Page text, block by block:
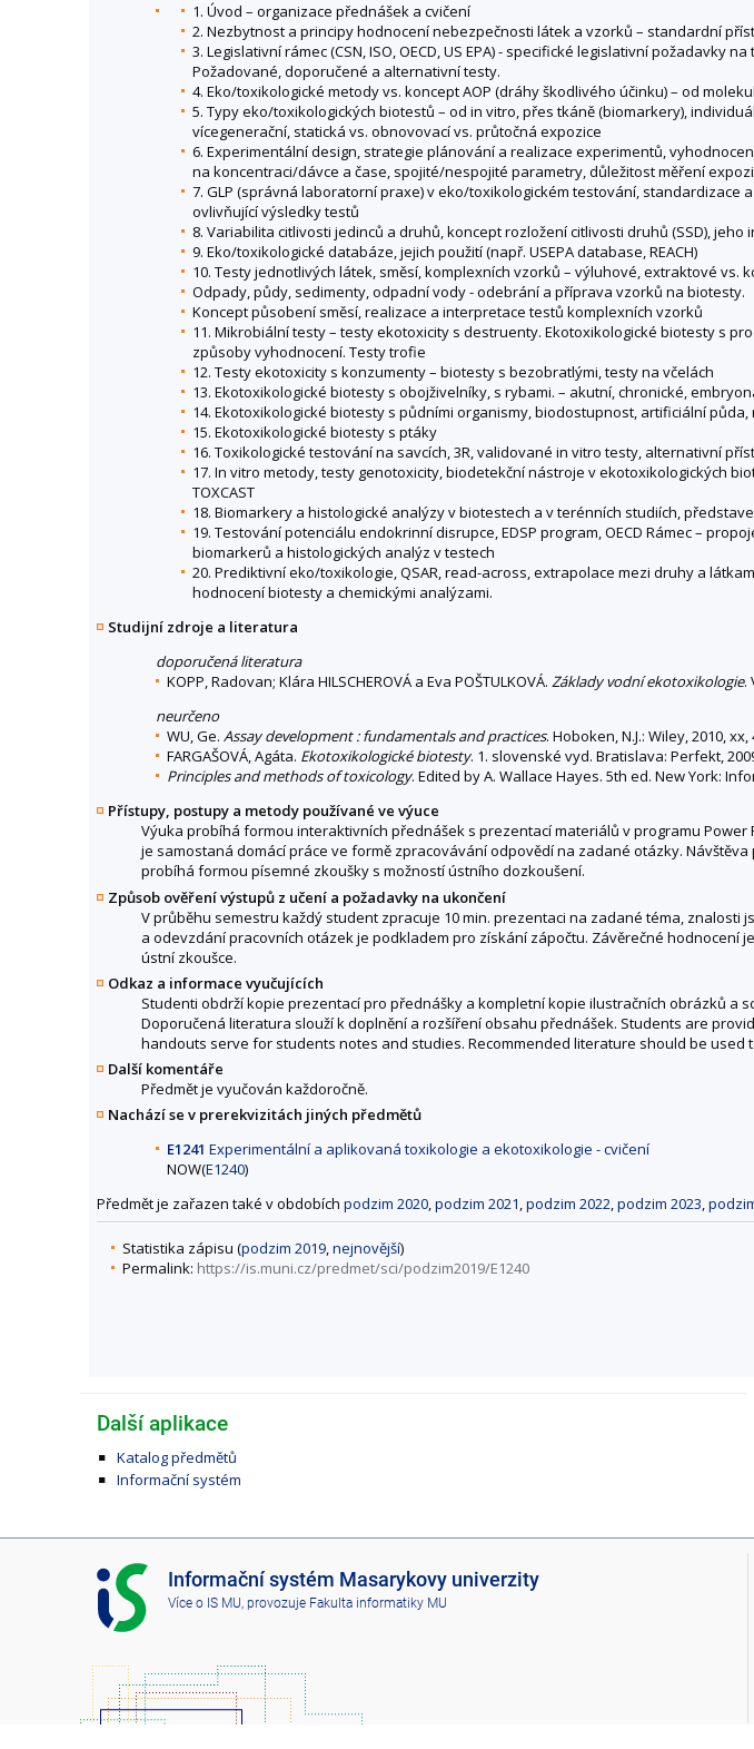
1. Úvod – organizace přednášek a cvičení
2. Nezbytnost a principy hodnocení nebezpečnosti látek a vzorků – standardní
3. Legislativní rámec (CSN, ISO, OECD, US EPA) - specifické legislativní požadavky
Požadované, doporučené a alternativní testy.
4. Eko/toxikologické metody vs. koncept AOP (dráhy škodlivého účinku) – od
5. Typy eko/toxikologických biotestů – od in vitro, přes tkáně (biomarkery),
vícegenerační, statická vs. obnovovací vs. průtočná expozice
6. Experimentální design, strategie plánování a realizace experimentů,
na koncentraci/dávce a čase, spojité/nespojité parametry, důležitost měření
7. GLP (správná laboratorní praxe) v eko/toxikologickém testování,
ovlivňující výsledky testů
8. Variabilita citlivosti jedinců a druhů, koncept rozložení citlivosti druhů (SSD),
9. Eko/toxikologické databáze, jejich použití (např. USEPA database, REACH)
10. Testy jednotlivých látek, směsí, komplexních vzorků – výluhové, extraktové vs.
Odpady, půdy, sedimenty, odpadní vody - odebrání a příprava vzorků na biotesty.
Koncept působení směsí, realizace a interpretace testů komplexních vzorků
11. Mikrobiální testy – testy ekotoxicity s destruenty. Ekotoxikologické biotesty s
způsoby vyhodnocení. Testy trofie
12. Testy ekotoxicity s konzumenty – biotesty s bezobratlými, testy na včelách
13. Ekotoxikologické biotesty s obojživelníky, s rybami. – akutní, chronické,
14. Ekotoxikologické biotesty s půdními organismy, biodostupnost, artificiální
15. Ekotoxikologické biotesty s ptáky
16. Toxikologické testování na savcích, 3R, validované in vitro testy, alternativní
17. In vitro metody, testy genotoxicity, biodetekční nástroje v ekotoxikologických
TOXCAST
18. Biomarkery a histologické analýzy v biotestech a v terénních studiích,
19. Testování potenciálu endokrinní disrupce, EDSP program, OECD Rámec –
biomarkerů a histologických analýz v testech
20. Prediktivní eko/toxikologie, QSAR, read-across, extrapolace mezi druhy a
hodnocení biotesty a chemickými analýzami.
Studijní zdroje a literatura
doporučená literatura
KOPP, Radovan; Klára HILSCHEROVÁ a Eva POŠTULKOVÁ. Základy vodní ekotoxikologie.
neurčeno
WU, Ge. Assay development : fundamentals and practices. Hoboken, N.J.: Wiley, 2010, xx,
FARGAŠOVÁ, Agáta. Ekotoxikologické biotesty. 1. slovenské vyd. Bratislava: Perfekt,
Principles and methods of toxicology. Edited by A. Wallace Hayes. 5th ed. New York:
Přístupy, postupy a metody používané ve výuce
Výuka probíhá formou interaktivních přednášek s prezentací materiálů v programu
je samostaná domácí práce ve formě zpracovávání odpovědí na zadané otázky.
probíhá formou písemné zkoušky s možností ústního dozkoušení.
Způsob ověření výstupů z učení a požadavky na ukončení
V průběhu semestru každý student zpracuje 10 min. prezentaci na zadané téma,
a odevzdání pracovních otázek je podkladem pro získání zápočtu. Závěrečné
ústní zkoušce.
Odkaz a informace vyučujících
Studenti obdrží kopie prezentací pro přednášky a kompletní kopie ilustračních obrázků a
Doporučená literatura slouží k doplnění a rozšíření obsahu přednášek. Students are
handouts serve for students notes and studies. Recommended literature should be used
Další komentáře
Předmět je vyučován každoročně.
Nachází se v prerekvizitách jiných předmětů
E1241 Experimentální a aplikovaná toxikologie a ekotoxikologie - cvičení
NOW(E1240)
Předmět je zařazen také v obdobích podzim 2020,podzim 2021,podzim 2022,podzim 2023,
Statistika zápisu (podzim 2019,nejnovější)
Permalink: https://is.muni.cz/predmet/sci/podzim2019/E1240
Další aplikace
Katalog předmětů
Informační systém
I
S
M
Informační systém Masarykovy univerzity
Více o IS MU , provozuje Fakulta informatiky MU